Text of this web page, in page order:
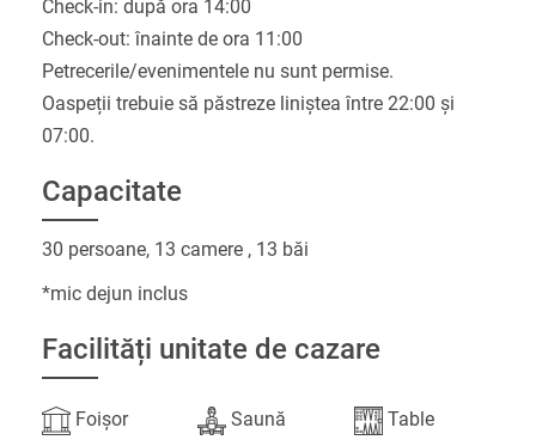
Check-in: după ora 14:00
Check-out: înainte de ora 11:00
Petrecerile/evenimentele nu sunt permise.
Oaspeții trebuie să păstreze liniștea între 22:00 și
07:00.
Capacitate
30 persoane, 13 camere , 13 băi
*mic dejun inclus
Facilități unitate de cazare
Foișor
Saună
Table